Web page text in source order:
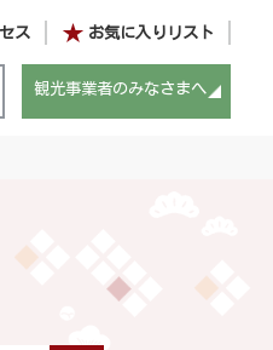
ス お気に入りリスト
観光事業者のみなさまへ